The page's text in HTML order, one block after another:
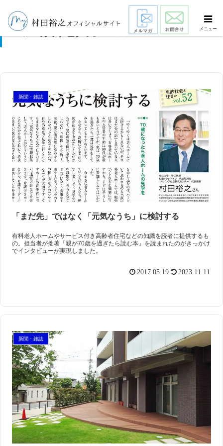
スマート・エイジング シニアビジネス 国際活動
有料老人ホーム
新聞・雑誌
「まだ先」ではなく「元気なうち」に検討する
有料老人ホームやサービス付き高齢者住宅などの知識を読者に提供するも
の。担当者が拙著「親が70歳を過ぎたら読む本」を読まれたのがきっかけ
でインタビューが実現しました。
2017.05.19 2023.11.11
新聞・雑誌
メニュー